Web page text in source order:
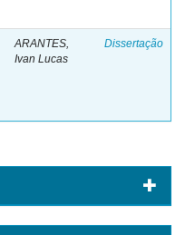
ARANTES,
Ivan Lucas
Dissertação